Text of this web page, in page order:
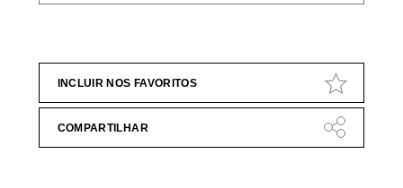
INCLUIR NOS FAVORITOS
COMPARTILHAR